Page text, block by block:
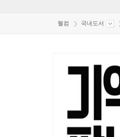
웰컴 국내도서